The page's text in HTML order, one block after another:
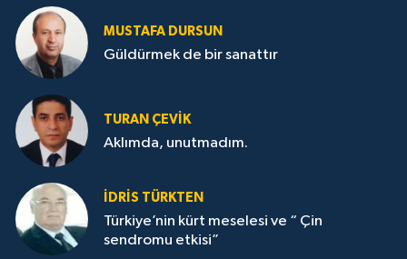
MUSTAFA DURSUN
Güldürmek de bir sanattır
TURAN ÇEVİK
Aklımda, unutmadım.
İDRİS TÜRKTEN
Türkiye’nin kürt meselesi ve “ Çin
sendromu etkisi”